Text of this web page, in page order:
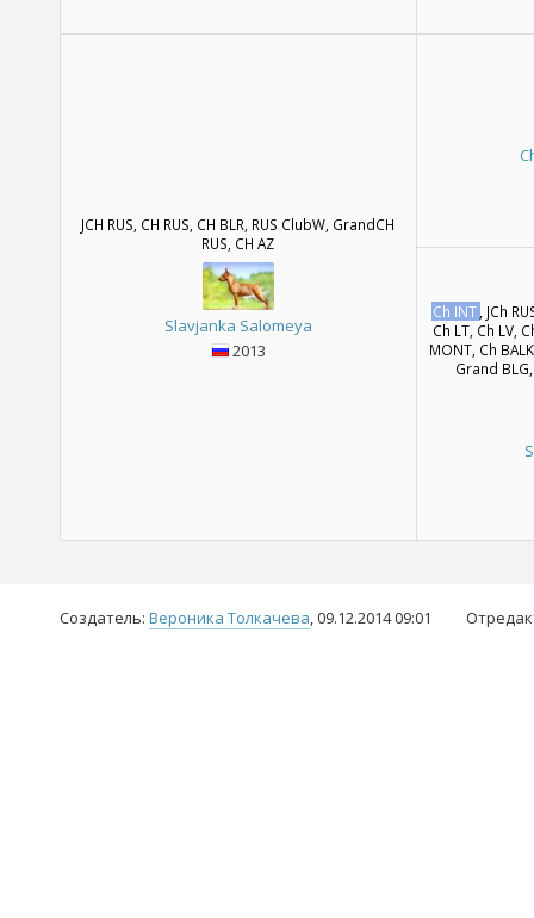
JCH RUS, CH RUS, CH BLR, RUS ClubW, GrandCH
RUS, CH AZ
Slavjanka Salomeya
2013
Ch INT , JCh
Ch LT, Ch LV,
MONT, Ch
Grand
Создатель: Вероника Толкачева, 09.12.2014 09:01